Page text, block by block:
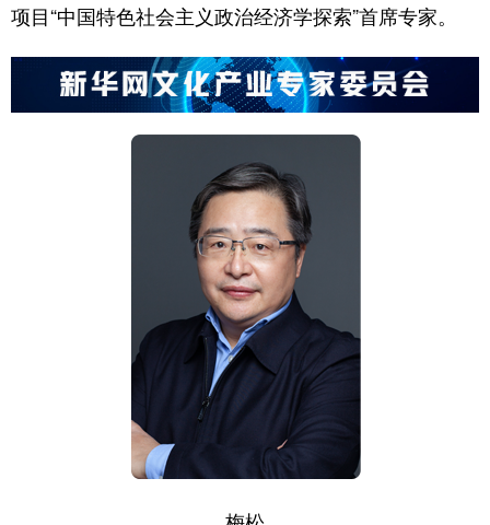
项目“中国特色社会主义政治经济学探索”首席专家。